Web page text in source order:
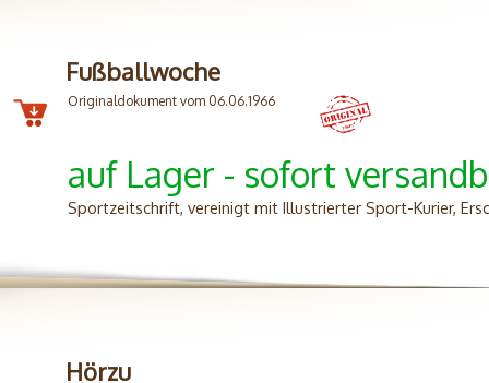
Fußballwoche
Originaldokument vom 06.06.1966
auf Lager - sofort
Sportzeitschrift, vereinigt mit Illustrierter Sport-Kurier,
Hörzu